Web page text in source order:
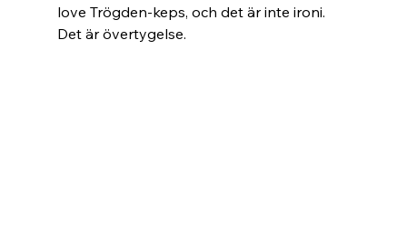
love Trögden-keps, och det är inte ironi.
Det är övertygelse.